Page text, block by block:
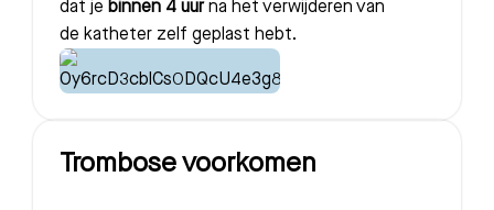
dat je binnen 4 uurna het verwijderen van
de katheter zelf geplast hebt.
Trombose voorkomen